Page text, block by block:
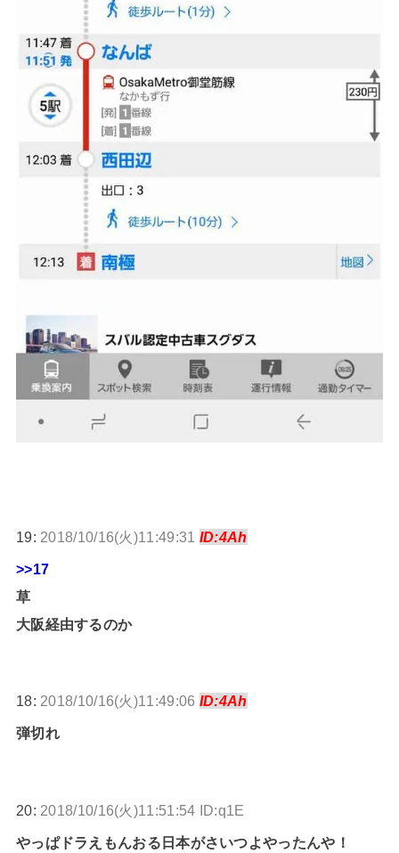
19: 2018/10/16(火)11:49:31 ID:4Ah
>>17
草
大阪経由するのか
18: 2018/10/16(火)11:49:06 ID:4Ah
弾切れ
20: 2018/10/16(火)11:51:54 ID:q1E
やっぱドラえもんおる日本がさいつよやったんや！